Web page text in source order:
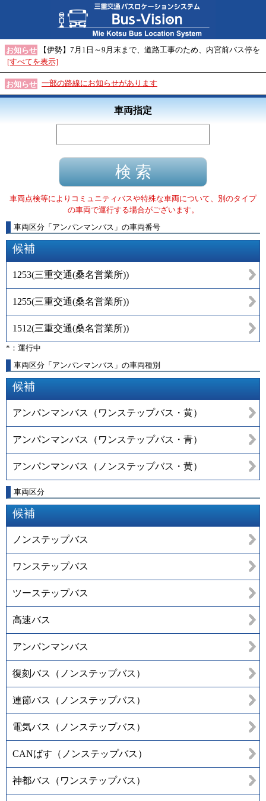
お知らせ
【伊勢】7月1日～9月末まで、道路工事のため、内宮前バス停を
[すべてを表示]
お知らせ 一部の路線にお知らせがあります
車両指定
車両点検等によりコミュニティバスや特殊な車両について、別のタイプ
の車両で運行する場合がございます。
車両区分 「 アンパンマンバス 」 の車両番号
候補
1253(三重交通(桑名営業所))
1255(三重交通(桑名営業所))
1512(三重交通(桑名営業所))
*：運行中
車両区分「アンパンマンバス」の車両種別
候補
アンパンマンバス（ワンステップバス・黄）
アンパンマンバス（ワンステップバス・青）
アンパンマンバス（ノンステップバス・黄）
車両区分
候補
ノンステップバス
ワンステップバス
ツーステップバス
高速バス
アンパンマンバス
復刻バス（ノンステップバス）
連節バス（ノンステップバス）
電気バス（ノンステップバス）
CANばす（ノンステップバス）
神都バス（ワンステップバス）